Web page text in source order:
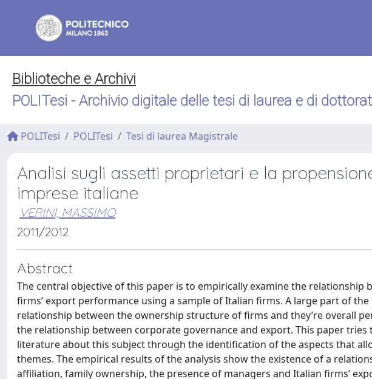
Biblioteche e Archivi
POLITesi - Archivio digitale delle tesi di laurea e di
POLITesi POLITesi Tesi di laurea Magistrale
Analisi sugli assetti proprietari e la
imprese italiane
VERINI, MASSIMO
2011/2012
Abstract
The central objective of this paper is to empirically examine the relationship
firms’ export performance using a sample of Italian firms. A large part of
relationship between the ownership structure of firms and they’re overall
the relationship between corporate governance and export. This paper
literature about this subject through the identification of the aspects that
themes. The empirical results of the analysis show the existence of a
affiliation, family ownership, the presence of managers and Italian firms’